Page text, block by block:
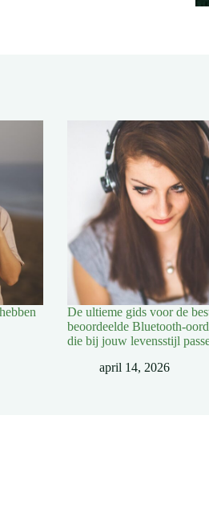
De ultieme gids voor de
beoordeelde Bluetooth-
die bij jouw levensstijl
april 14, 2026